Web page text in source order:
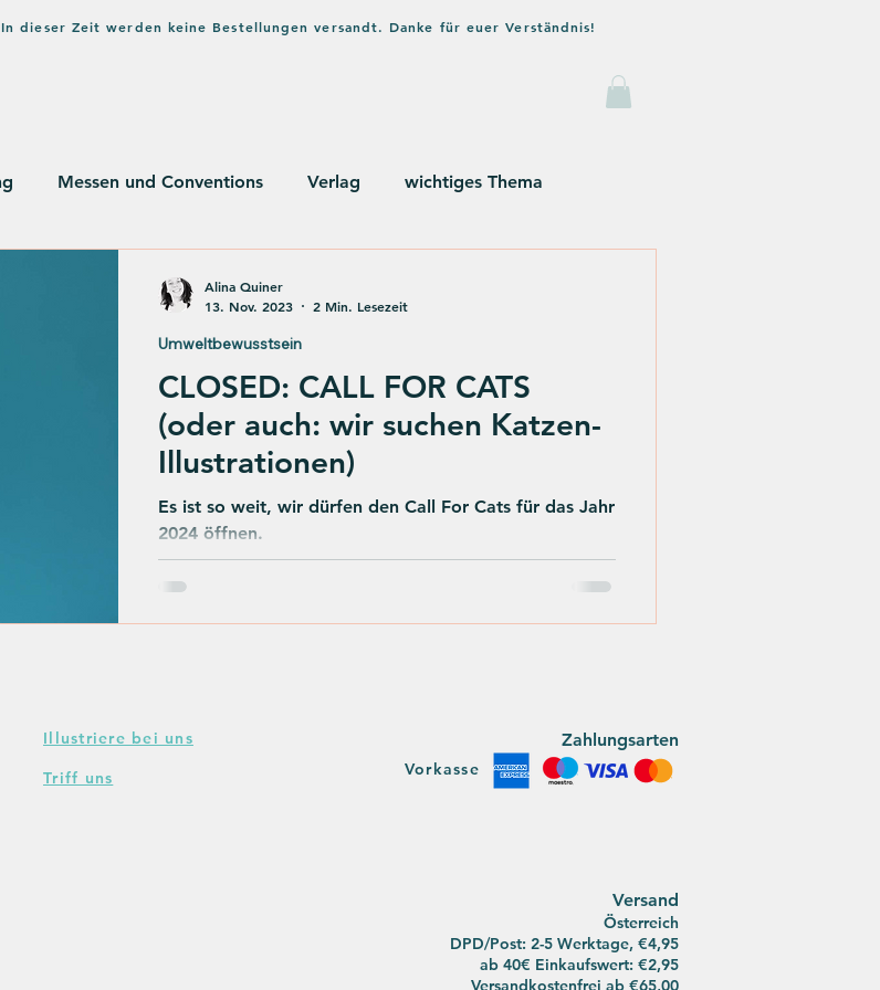
dieser Zeit werden keine Bestellungen versandt. Danke für euer Verständnis!
Messen und Conventions Verlag wichtiges Thema
CLOSED: CALL FOR CATS
(oder auch: wir suchen Katzen-
Illustrationen)
Es ist so weit, wir dürfen den Call For Cats für das Jahr
2024 öffnen.
Umweltbewusstsein
Alina Quiner
13. Nov. 2023
2 Min. Lesezeit
Illustriere bei uns
Triff uns
Zahlungsarten
Vorkasse
Versand
Österreich
DPD/Post: 2-5 Werktage, €4,95
ab 40€ Einkaufswert: €2,95
Versandkostenfrei ab €65,00